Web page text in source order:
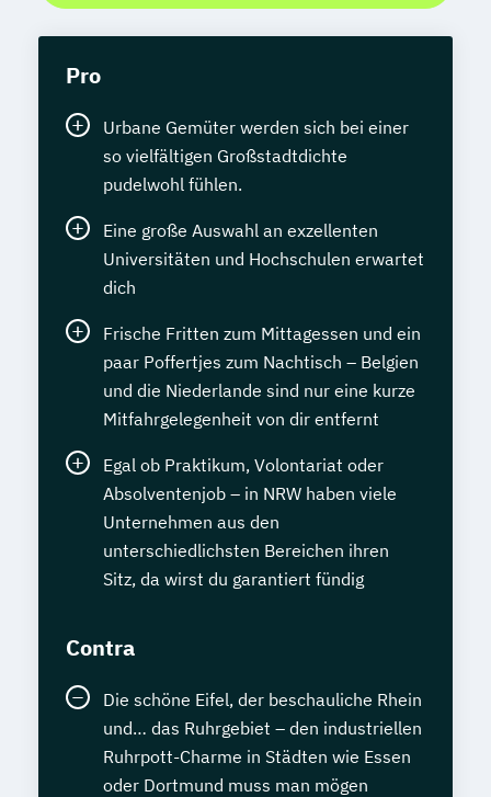
Pro
Urbane Gemüter werden sich bei einer
so vielfältigen Großstadtdichte
pudelwohl fühlen.
Eine große Auswahl an exzellenten
Universitäten und Hochschulen erwartet
dich
Frische Fritten zum Mittagessen und ein
paar Poffertjes zum Nachtisch – Belgien
und die Niederlande sind nur eine kurze
Mitfahrgelegenheit von dir entfernt
Egal ob Praktikum, Volontariat oder
Absolventenjob – in NRW haben viele
Unternehmen aus den
unterschiedlichsten Bereichen ihren
Sitz, da wirst du garantiert fündig
Contra
Die schöne Eifel, der beschauliche Rhein
und… das Ruhrgebiet – den industriellen
Ruhrpott-Charme in Städten wie Essen
oder Dortmund muss man mögen